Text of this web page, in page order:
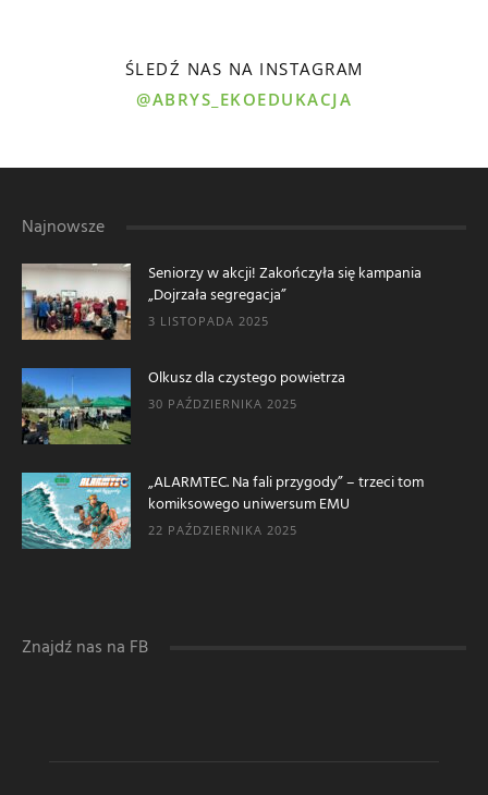
ŚLEDŹ NAS NA INSTAGRAM
@ABRYS_EKOEDUKACJA
Najnowsze
Seniorzy w akcji! Zakończyła się kampania
„Dojrzała segregacja”
3 LISTOPADA 2025
Olkusz dla czystego powietrza
30 PAŹDZIERNIKA 2025
„ALARMTEC. Na fali przygody” – trzeci tom
komiksowego uniwersum EMU
22 PAŹDZIERNIKA 2025
Znajdź nas na FB